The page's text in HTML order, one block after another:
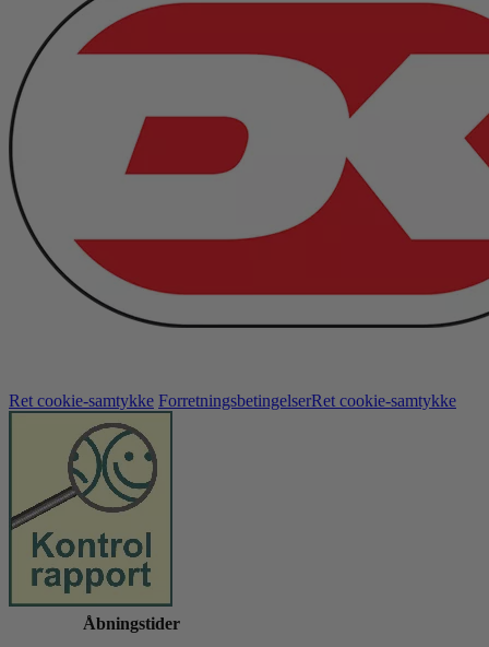
Ret cookie-samtykke ForretningsbetingelserRet cookie-samtykke
Åbningstider